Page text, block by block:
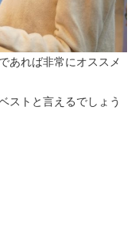
あれば非常にオススメ
ストと言えるでしょう